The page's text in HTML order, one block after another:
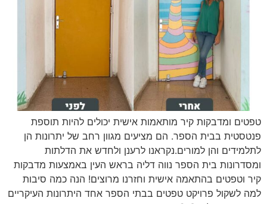
טפטים ומדבקות קיר מותאמות אישית יכולים להיות תוספת
פנטסטית בבית הספר. הם מציעים מגוון רחב של יתרונות הן
לתלמידים והן למורים.נקראנו לרענן ולחדש את הדלתות
ומסדרונות בית הספר נווה דליה בראש העין באמצעות מדבקות
קיר וטפטים בהתאמה אישית וחזרנו מרוצים! הנה כמה סיבות
למה לשקול פרויקט טפטים בבתי הספר אחד היתרונות העיקריים